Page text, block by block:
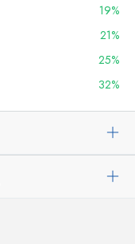
19%
21%
25%
32%